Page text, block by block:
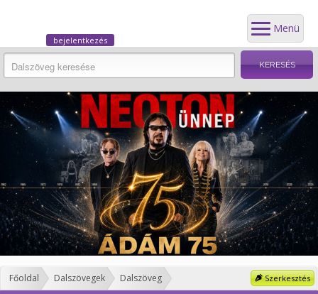
Menü
bejelentkezés
Szerkesztés
Főoldal Dalszövegek Dalszöveg